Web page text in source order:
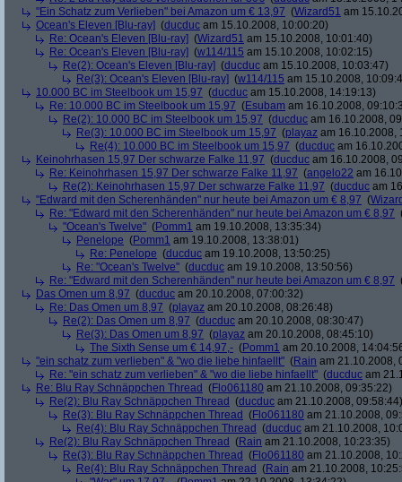
"Ein Schatz zum Verlieben" bei Amazon um € 13,97 (Wizard51 am
Ocean's Eleven [Blu-ray] (ducduc am 15.10.2008, 10:00:20)
Re: Ocean's Eleven [Blu-ray] (Wizard51 am 15.10.2008, 10:01:40)
Re: Ocean's Eleven [Blu-ray] (w114/115 am 15.10.2008, 10:02:15)
Re(2): Ocean's Eleven [Blu-ray] (ducduc am 15.10.2008, 10:03:47)
Re(3): Ocean's Eleven [Blu-ray] (w114/115 am 15.10.2008,
10.000 BC im Steelbook um 15,97 (ducduc am 15.10.2008, 14:19:13)
Re: 10.000 BC im Steelbook um 15,97 (Esubam am 16.10.2008,
Re(2): 10.000 BC im Steelbook um 15,97 (ducduc am 16.10.2008,
Re(3): 10.000 BC im Steelbook um 15,97 (playaz am 16.10.2008,
Re(4): 10.000 BC im Steelbook um 15,97 (ducduc am
Keinohrhasen 15,97 Der schwarze Falke 11,97 (ducduc am 16.10.2008,
Re: Keinohrhasen 15,97 Der schwarze Falke 11,97 (angelo22 am
Re(2): Keinohrhasen 15,97 Der schwarze Falke 11,97 (ducduc am
"Edward mit den Scherenhänden" nur heute bei Amazon um € 8,97 (
Re: "Edward mit den Scherenhänden" nur heute bei Amazon um € 8,97
"Ocean's Twelve" (Pomm1 am 19.10.2008, 13:35:34)
Penelope (Pomm1 am 19.10.2008, 13:38:01)
Re: Penelope (ducduc am 19.10.2008, 13:50:25)
Re: "Ocean's Twelve" (ducduc am 19.10.2008, 13:50:56)
Re: "Edward mit den Scherenhänden" nur heute bei Amazon um € 8,97
Das Omen um 8,97 (ducduc am 20.10.2008, 07:00:32)
Re: Das Omen um 8,97 (playaz am 20.10.2008, 08:26:48)
Re(2): Das Omen um 8,97 (ducduc am 20.10.2008, 08:30:47)
Re(3): Das Omen um 8,97 (playaz am 20.10.2008, 08:45:10)
The Sixth Sense um € 14,97,- (Pomm1 am 20.10.2008,
"ein schatz zum verlieben" & "wo die liebe hinfaellt" (Rain am 21.10.2008,
Re: "ein schatz zum verlieben" & "wo die liebe hinfaellt" (ducduc am
Re: Blu Ray Schnäppchen Thread (Flo061180 am 21.10.2008, 09:35:22)
Re(2): Blu Ray Schnäppchen Thread (ducduc am 21.10.2008, 09:58:44)
Re(3): Blu Ray Schnäppchen Thread (Flo061180 am 21.10.2008,
Re(4): Blu Ray Schnäppchen Thread (ducduc am 21.10.2008,
Re(2): Blu Ray Schnäppchen Thread (Rain am 21.10.2008, 10:23:35)
Re(3): Blu Ray Schnäppchen Thread (Flo061180 am 21.10.2008,
Re(4): Blu Ray Schnäppchen Thread (Rain am 21.10.2008,